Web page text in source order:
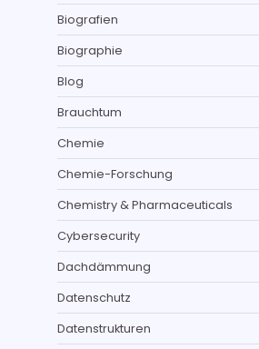
Biografien
Biographie
Blog
Brauchtum
Chemie
Chemie-Forschung
Chemistry & Pharmaceuticals
Cybersecurity
Dachdämmung
Datenschutz
Datenstrukturen